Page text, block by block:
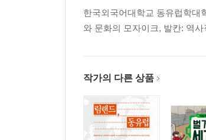
한국외국어대학교 동유럽학대
와 문화의 모자이크, 발칸: 역
작가의 다른 상품